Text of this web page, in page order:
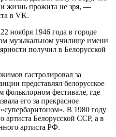
жизнь прожита не зря, —
в VK.
ноября 1946 года в городе
музыкальном училище имени
получил в Белорусской
гастролировал за
представлял белорусское
фольклорном фестивале, где
его за прекрасное
В 1980 году
артиста Белорусской ССР, а в
артиста РФ.